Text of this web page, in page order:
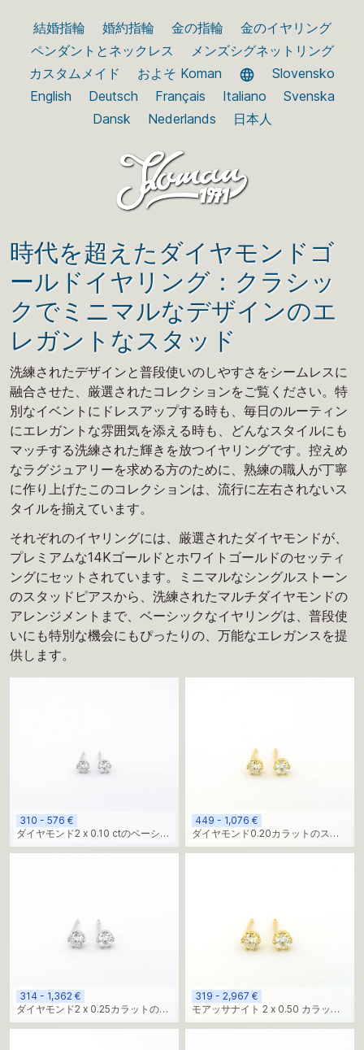
結婚指輪 婚約指輪 金の指輪
金のイヤリング
ペンダントとネックレス
メンズシグネットリング
カスタムメイド
およそ Koman
Slovensko
English
Deutsch Français Italiano
Svenska
Dansk
Nederlands 日本人
時代を超えたダイヤモンドゴ
ールドイヤリング：クラシッ
クでミニマルなデザインのエ
レガントなスタッド
洗練されたデザインと普段使いのしやすさをシームレスに
融合させた、厳選されたコレクションをご覧ください。特
別なイベントにドレスアップする時も、毎日のルーティン
にエレガントな雰囲気を添える時も、どんなスタイルにも
マッチする洗練された輝きを放つイヤリングです。控えめ
なラグジュアリーを求める方のために、熟練の職人が丁寧
に作り上げたこのコレクションは、流行に左右されないス
タイルを揃えています。
それぞれのイヤリングには、厳選されたダイヤモンドが、
プレミアムな14Kゴールドとホワイトゴールドのセッティ
ングにセットされています。ミニマルなシングルストーン
のスタッドピアスから、洗練されたマルチダイヤモンドの
アレンジメントまで、ベーシックなイヤリングは、普段使
いにも特別な機会にもぴったりの、万能なエレガンスを提
供します。
310 - 576 €
ダイヤモンド2 x 0.10 ctのベーシッ
クスタッド
449 - 1,076 €
ダイヤモンド0.20カラットのスタ
ッドピアス
314 - 1,362 €
ダイヤモンド2 x 0.25カラットのス
タッドイヤリング
319 - 2,967 €
モアッサナイト 2 x 0.50 カラット
のスタッドイヤリング